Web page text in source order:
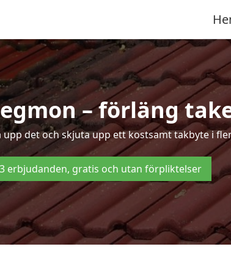
– förläng
det och skjuta upp ett kostsamt takbyte i
erbjudanden, gratis och utan förpliktelser